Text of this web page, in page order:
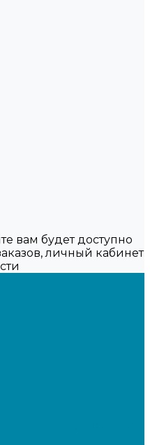
вам будет доступно
личный кабинет